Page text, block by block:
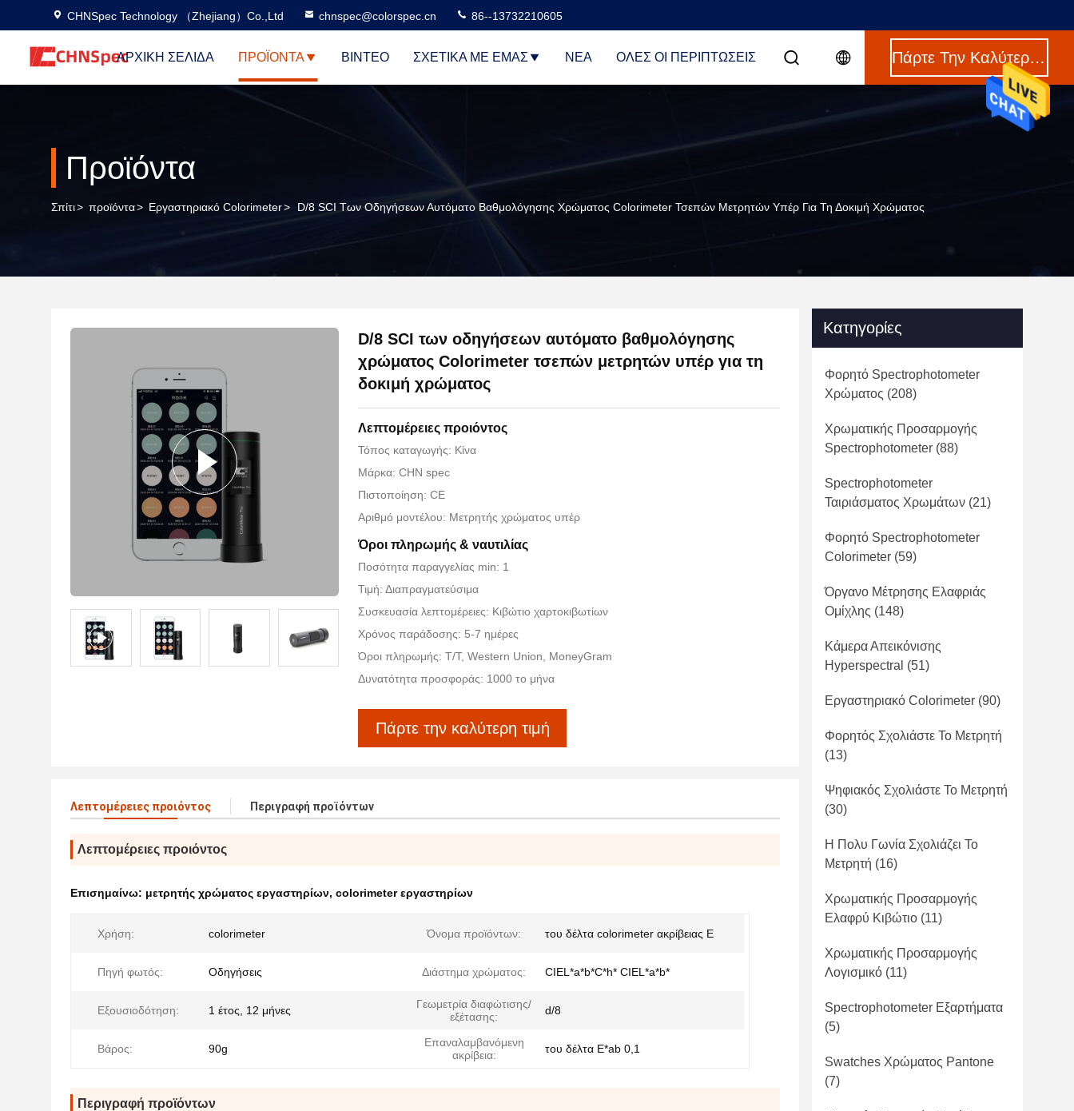
CHNSpec Technology （Zhejiang）Co.,Ltd chnspec@colorspec.cn 86--13732210605
ΑΡΧΙΚΉ ΣΕΛΊΔΑ ΠΡΟΪΌΝΤΑ ΒΊΝΤΕΟ ΣΧΕΤΙΚΆ ΜΕ ΕΜΆΣ ΝΈΑ ΌΛΕΣ ΟΙ ΠΕΡΙΠΤΏΣΕΙΣ Πάρτε Την Καλύτερη Τιμή
Προϊόντα
Σπίτι> προϊόντα> Εργαστηριακό Colorimeter> D/8 SCI Των Οδηγήσεων Αυτόματο Βαθμολόγησης Χρώματος Colorimeter Τσεπών Μετρητών Υπέρ Για Τη Δοκιμή Χρώματος
D/8 SCI των οδηγήσεων αυτόματο βαθμολόγησης
χρώματος Colorimeter τσεπών μετρητών υπέρ για τη
δοκιμή χρώματος
Λεπτομέρειες προιόντος
Τόπος καταγωγής: Κίνα
Μάρκα: CHN spec
Πιστοποίηση: CE
Αριθμό μοντέλου: Μετρητής χρώματος υπέρ
Όροι πληρωμής & ναυτιλίας
Ποσότητα παραγγελίας min: 1
Τιμή: Διαπραγματεύσιμα
Συσκευασία λεπτομέρειες: Κιβώτιο χαρτοκιβωτίων
Χρόνος παράδοσης: 5-7 ημέρες
Όροι πληρωμής: T/T, Western Union, MoneyGram
Δυνατότητα προσφοράς: 1000 το μήνα
Πάρτε την καλύτερη τιμή
Λεπτομέρειες προιόντος Περιγραφή προϊόντων
Λεπτομέρειες προιόντος
Επισημαίνω: μετρητής χρώματος εργαστηρίων, colorimeter εργαστηρίων
Χρήση: colorimeter Όνομα προϊόντων: του δέλτα colorimeter ακρίβειας Ε
Πηγή φωτός: Οδηγήσεις Διάστημα χρώματος: CIEL*a*b*C*h* CIEL*a*b*
Εξουσιοδότηση: 1 έτος, 12 μήνες
Γεωμετρία διαφώτισης/
εξέτασης:
d/8
Βάρος: 90g
Επαναλαμβανόμενη
ακρίβεια:
του δέλτα E*ab 0,1
Περιγραφή προϊόντων
Κατηγορίες
Φορητό Spectrophotometer
Χρώματος (208)
Χρωματικής Προσαρμογής
Spectrophotometer (88)
Spectrophotometer
Ταιριάσματος Χρωμάτων (21)
Φορητό Spectrophotometer
Colorimeter (59)
Όργανο Μέτρησης Ελαφριάς
Ομίχλης (148)
Κάμερα Απεικόνισης
Hyperspectral (51)
Εργαστηριακό Colorimeter (90)
Φορητός Σχολιάστε Το Μετρητή
(13)
Ψηφιακός Σχολιάστε Το Μετρητή
(30)
Η Πολυ Γωνία Σχολιάζει Το
Μετρητή (16)
Χρωματικής Προσαρμογής
Ελαφρύ Κιβώτιο (11)
Χρωματικής Προσαρμογής
Λογισμικό (11)
Spectrophotometer Εξαρτήματα
(5)
Swatches Χρώματος Pantone
(7)